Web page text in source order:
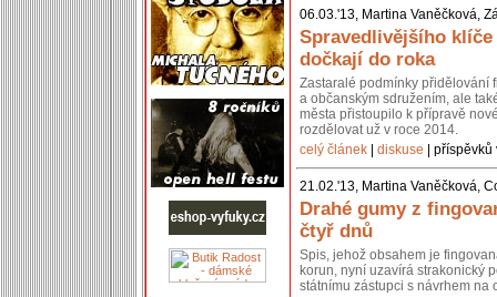
06.03.'13, Martina Vaněčková,
Spravedlivějšího
dočkají do roka
Zastaralé podmínky přidělování
a občanským sdružením, ale
města přistoupilo k přípravě
rozdělovat už v roce 2014.
celý článek
diskuse |
21.02.'13, Martina Vaněčková,
Drahé gumy z
čtyř dnů
Spis, jehož obsahem je
korun, nyní uzavírá strakonický
státnímu zástupci s návrhem na